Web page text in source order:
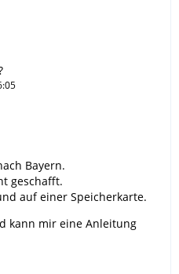
Bayern.
geschafft.
auf einer Speicherkarte.
kann mir eine Anleitung